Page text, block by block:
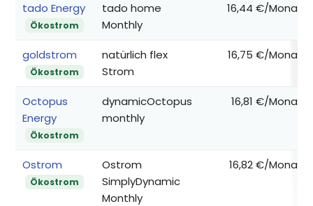
tado Energy
Ökostrom
tado home
Monthly
16,44 €/Monat
goldstrom
Ökostrom
natürlich flex
Strom
16,75 €/Monat
Octopus
Energy
Ökostrom
dynamicOctopus
monthly
16,81 €/Monat
Ostrom
Ökostrom
Ostrom
SimplyDynamic
Monthly
16,82 €/Monat